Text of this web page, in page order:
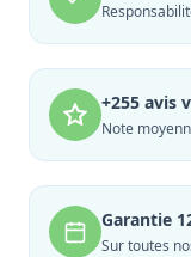
+255 avis
Note
Garantie
Sur toutes